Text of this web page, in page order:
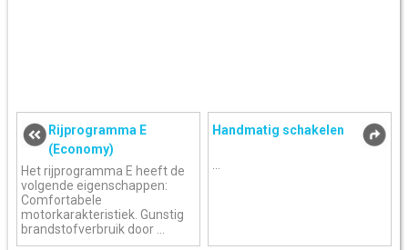
Rijprogramma E
(Economy)
Het rijprogramma E heeft de
volgende eigenschappen:
Comfortabele
motorkarakteristiek. Gunstig
brandstofverbruik door ...
Handmatig schakelen
...